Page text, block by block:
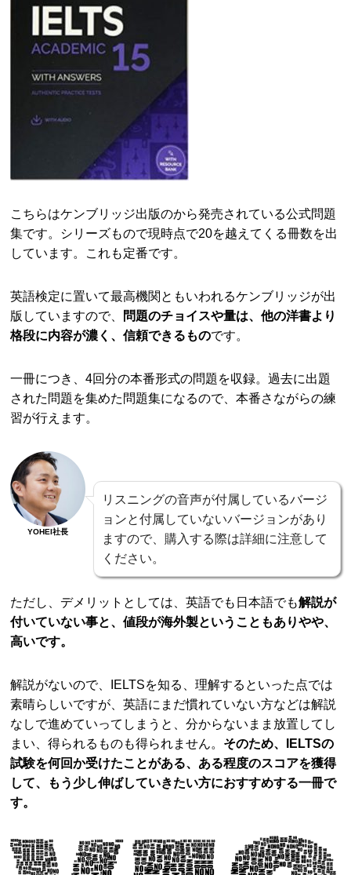
こちらはケンブリッジ出版のから発売されている公式問題
集です。シリーズもので現時点で20を越えてくる冊数を出
しています。これも定番です。
英語検定に置いて最高機関ともいわれるケンブリッジが出
版していますので、 問題のチョイスや量は、他の洋書より
格段に内容が濃く、信頼できるものです。
一冊につき、4回分の本番形式の問題を収録。過去に出題
された問題を集めた問題集になるので、本番さながらの練
習が行えます。
YOHEI社長
リスニングの音声が付属しているバージ
ョンと付属していないバージョンがあり
ますので、購入する際は詳細に注意して
ください。
ただし、デメリットとしては、英語でも日本語でも解説が
付いていない事と、値段が海外製ということもありやや、
高いです。
解説がないので、IELTSを知る、理解するといった点では
素晴らしいですが、英語にまだ慣れていない方などは解説
なしで進めていってしまうと、分からないまま放置してし
まい、得られるものも得られません。 そのため、IELTSの
試験を何回か受けたことがある、ある程度のスコアを獲得
して、もう少し伸ばしていきたい方におすすめする一冊で
す。